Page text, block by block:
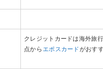
クレジットカードは海外旅
点から エポスカードがおす